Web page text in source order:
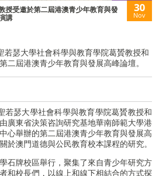
授受邀於第二屆港澳青少年教育與發
講
30
Nov
若瑟大學社會科學與教育學院葛贇教授和
二屆港澳青少年教育與發展高峰論壇。
若瑟大學社會科學與教育學院葛贇教授和
廣東省決策咨詢研究基地華南師範大學港
心舉辦的第二屆港澳青少年教育與發展高
於澳門道德與公民教育校本課程的研究。
石牌校區舉行，聚集了來自青少年研究方
和校長們，以線上和線下相結合的方式探